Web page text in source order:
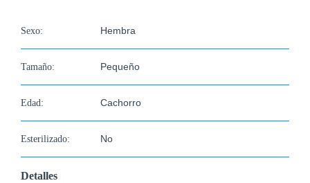
Sexo: Hembra
Tamaño: Pequeño
Edad: Cachorro
Esterilizado: No
Detalles